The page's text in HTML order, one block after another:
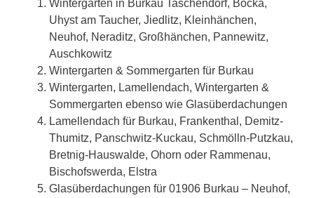
Wintergärten in Burkau Taschendorf, Bocka,
Uhyst am Taucher, Jiedlitz, Kleinhänchen,
Neuhof, Neraditz, Großhänchen, Pannewitz,
Auschkowitz
Wintergarten & Sommergarten für Burkau
Wintergarten, Lamellendach, Wintergarten &
Sommergarten ebenso wie Glasüberdachungen
Lamellendach für Burkau, Frankenthal, Demitz-
Thumitz, Panschwitz-Kuckau, Schmölln-Putzkau,
Bretnig-Hauswalde, Ohorn oder Rammenau,
Bischofswerda, Elstra
Glasüberdachungen für 01906 Burkau – Neuhof,